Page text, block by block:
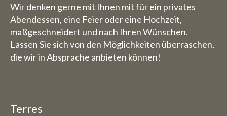
Wir denken gerne mit Ihnen mit für ein privates
Abendessen, eine Feier oder eine Hochzeit,
maßgeschneidert und nach Ihren Wünschen.
Lassen Sie sich von den Möglichkeiten überraschen,
die wir in Absprache anbieten können!
Terres